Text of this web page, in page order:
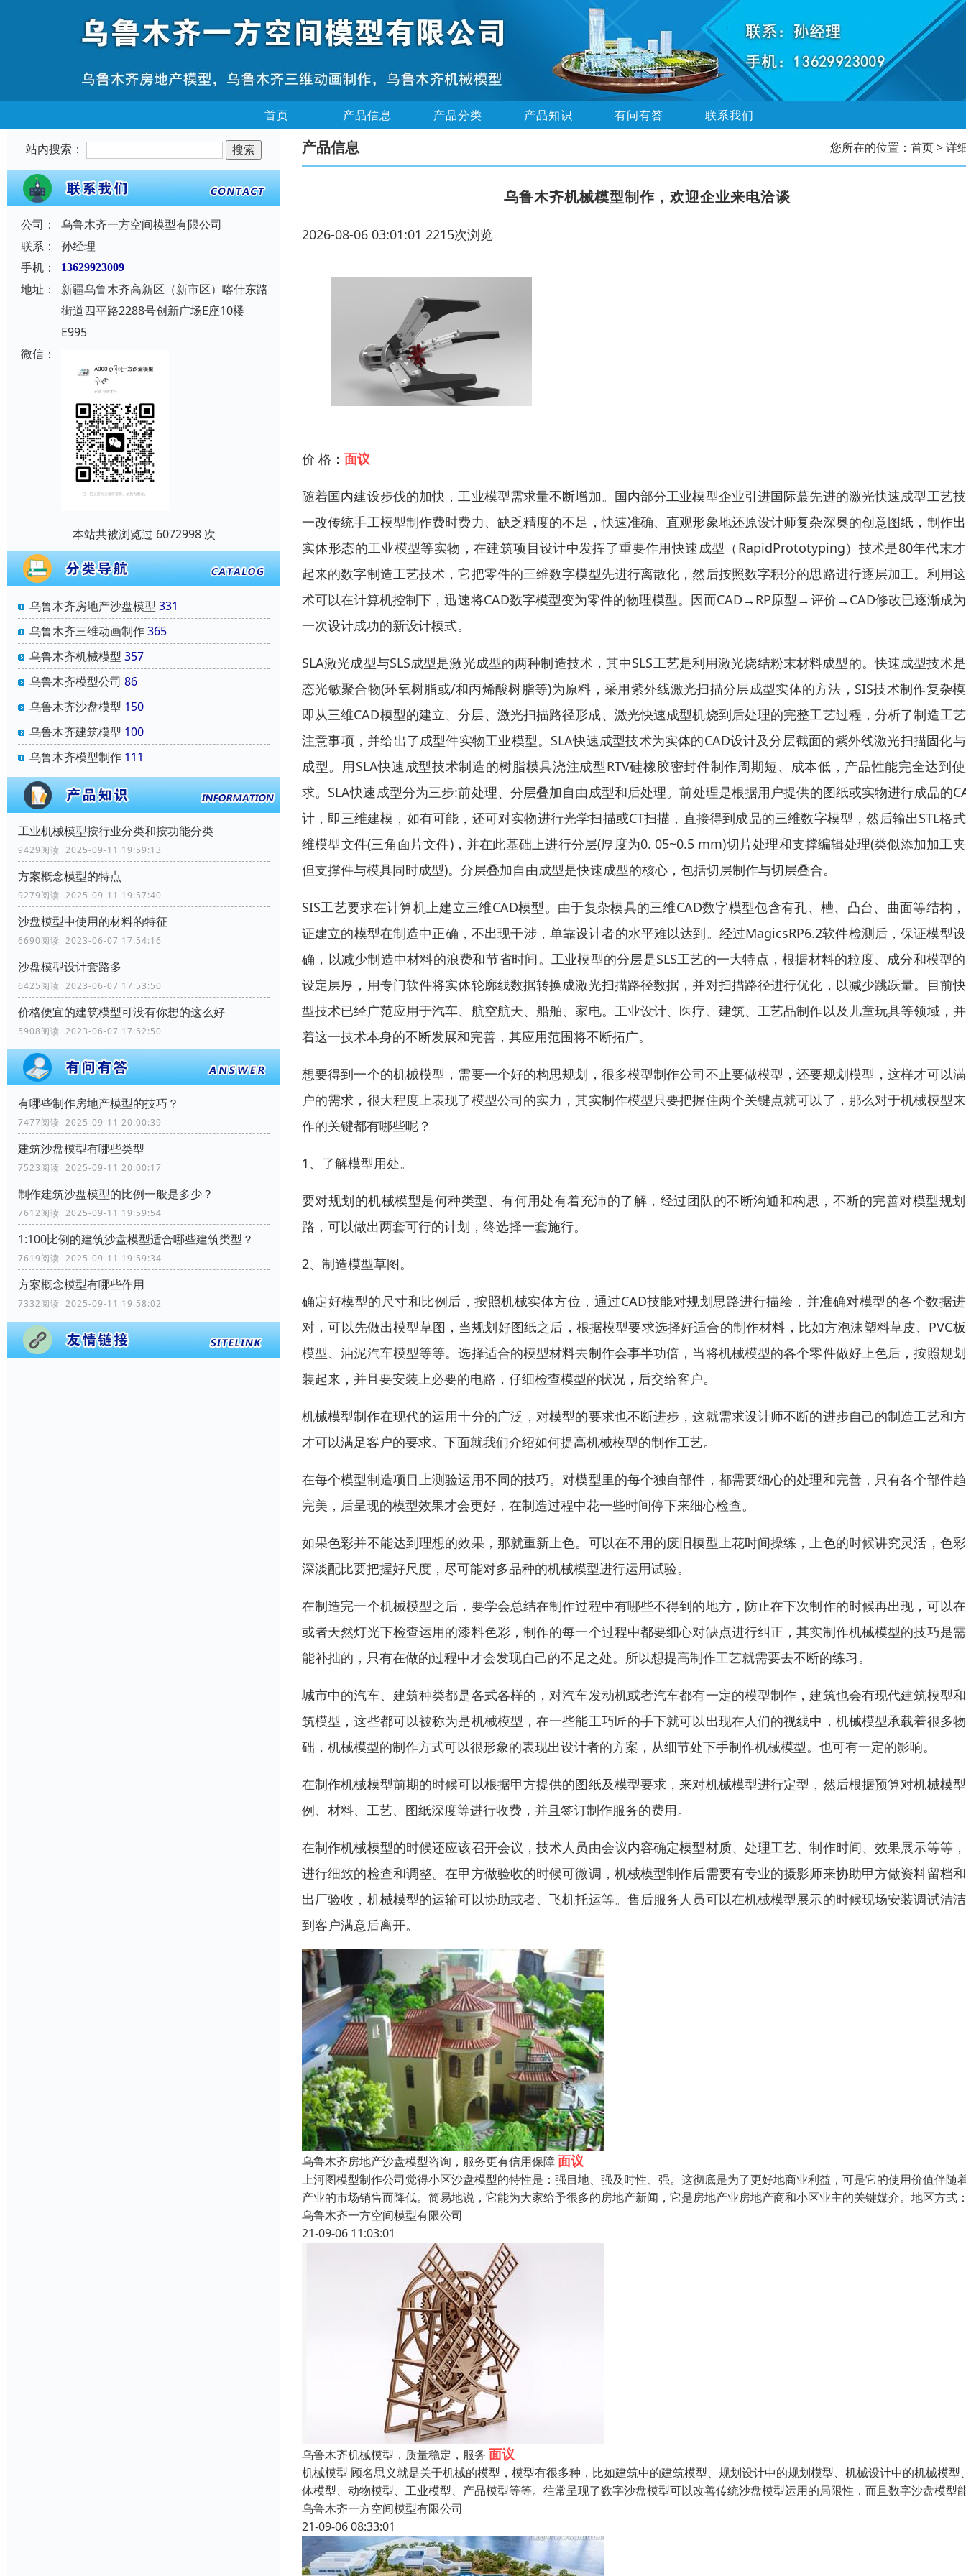
首页 产品信息 产品分类 产品知识 有问有答 联系我们
站内搜索：
公司：
乌鲁木齐一方空间模型有限公司
联系：
孙经理
手机：
13629923009
地址：
新疆乌鲁木齐高新区（新市区）喀什东路
街道四平路2288号创新广场E座10楼
E995
微信：
本站共被浏览过 6072998 次
乌鲁木齐房地产沙盘模型 331
乌鲁木齐三维动画制作365
乌鲁木齐机械模型 357
乌鲁木齐模型公司 86
乌鲁木齐沙盘模型 150
乌鲁木齐建筑模型 100
乌鲁木齐模型制作 111
工业机械模型按行业分类和按功能分类
9429阅读 2025-09-11 19:59:13
方案概念模型的特点
9279阅读 2025-09-11 19:57:40
沙盘模型中使用的材料的特征
6690阅读 2023-06-07 17:54:16
沙盘模型设计套路多
6425阅读 2023-06-07 17:53:50
价格便宜的建筑模型可没有你想的这么好
5908阅读 2023-06-07 17:52:50
有哪些制作房地产模型的技巧？
7477阅读 2025-09-11 20:00:39
建筑沙盘模型有哪些类型
7523阅读 2025-09-11 20:00:17
制作建筑沙盘模型的比例一般是多少？
7612阅读 2025-09-11 19:59:54
1:100比例的建筑沙盘模型适合哪些建筑类型？
7619阅读 2025-09-11 19:59:34
方案概念模型有哪些作用
7332阅读 2025-09-11 19:58:02
产品信息 您所在的位置： 首页> 详
乌鲁木齐机械模型制作，欢迎企业来电洽谈
2026-08-06 03:01:01 2215次浏览
价 格： 面议
随着国内建设步伐的加快，工业模型需求量不断增加。国内部分工业模型企业引进国际蕞先进的激光快速成型工艺
一改传统手工模型制作费时费力、缺乏精度的不足，快速准确、直观形象地还原设计师复杂深奥的创意图纸，制作
实体形态的工业模型等实物，在建筑项目设计中发挥了重要作用快速成型（RapidPrototyping）技术是80年代末
起来的数字制造工艺技术，它把零件的三维数字模型先进行离散化，然后按照数字积分的思路进行逐层加工。利用
术可以在计算机控制下，迅速将CAD数字模型变为零件的物理模型。因而CAD→RP原型→评价→CAD修改已逐渐成
一次设计成功的新设计模式。
SLA激光成型与SLS成型是激光成型的两种制造技术，其中SLS工艺是利用激光烧结粉末材料成型的。快速成型技术
态光敏聚合物(环氧树脂或/和丙烯酸树脂等)为原料，采用紫外线激光扫描分层成型实体的方法，SIS技术制作复杂
即从三维CAD模型的建立、分层、激光扫描路径形成、激光快速成型机烧到后处理的完整工艺过程，分析了制造工
注意事项，并给出了成型件实物工业模型。SLA快速成型技术为实体的CAD设计及分层截面的紫外线激光扫描固化
成型。用SLA快速成型技术制造的树脂模具浇注成型RTV硅橡胶密封件制作周期短、成本低，产品性能完全达到
求。SLA快速成型分为三步:前处理、分层叠加自由成型和后处理。前处理是根据用户提供的图纸或实物进行成品的
计，即三维建模，如有可能，还可对实物进行光学扫描或CT扫描，直接得到成品的三维数字模型，然后输出STL格
维模型文件(三角面片文件)，并在此基础上进行分层(厚度为0. 05~0.5 mm)切片处理和支撑编辑处理(类似添加加工
但支撑件与模具同时成型)。分层叠加自由成型是快速成型的核心，包括切层制作与切层叠合。
SIS工艺要求在计算机上建立三维CAD模型。由于复杂模具的三维CAD数字模型包含有孔、槽、凸台、曲面等结构
证建立的模型在制造中正确，不出现干涉，单靠设计者的水平难以达到。经过MagicsRP6.2软件检测后，保证模型
确，以减少制造中材料的浪费和节省时间。工业模型的分层是SLS工艺的一大特点，根据材料的粒度、成分和模型
设定层厚，用专门软件将实体轮廓线数据转换成激光扫描路径数据，并对扫描路径进行优化，以减少跳跃量。目前
型技术已经广范应用于汽车、航空航天、船舶、家电。工业设计、医疗、建筑、工艺品制作以及儿童玩具等领域，
着这一技术本身的不断发展和完善，其应用范围将不断拓广。
想要得到一个的机械模型，需要一个好的构思规划，很多模型制作公司不止要做模型，还要规划模型，这样才可以
户的需求，很大程度上表现了模型公司的实力，其实制作模型只要把握住两个关键点就可以了，那么对于机械模型
作的关键都有哪些呢？
1、了解模型用处。
要对规划的机械模型是何种类型、有何用处有着充沛的了解，经过团队的不断沟通和构思，不断的完善对模型规
路，可以做出两套可行的计划，终选择一套施行。
2、制造模型草图。
确定好模型的尺寸和比例后，按照机械实体方位，通过CAD技能对规划思路进行描绘，并准确对模型的各个数据
对，可以先做出模型草图，当规划好图纸之后，根据模型要求选择好适合的制作材料，比如方泡沫塑料草皮、PVC
模型、油泥汽车模型等等。选择适合的模型材料去制作会事半功倍，当将机械模型的各个零件做好上色后，按照规
装起来，并且要安装上必要的电路，仔细检查模型的状况，后交给客户。
机械模型制作在现代的运用十分的广泛，对模型的要求也不断进步，这就需求设计师不断的进步自己的制造工艺和
才可以满足客户的要求。下面就我们介绍如何提高机械模型的制作工艺。
在每个模型制造项目上测验运用不同的技巧。对模型里的每个独自部件，都需要细心的处理和完善，只有各个部件
完美，后呈现的模型效果才会更好，在制造过程中花一些时间停下来细心检查。
如果色彩并不能达到理想的效果，那就重新上色。可以在不用的废旧模型上花时间操练，上色的时候讲究灵活，色
深淡配比要把握好尺度，尽可能对多品种的机械模型进行运用试验。
在制造完一个机械模型之后，要学会总结在制作过程中有哪些不得到的地方，防止在下次制作的时候再出现，可以
或者天然灯光下检查运用的漆料色彩，制作的每一个过程中都要细心对缺点进行纠正，其实制作机械模型的技巧是
能补拙的，只有在做的过程中才会发现自己的不足之处。所以想提高制作工艺就需要去不断的练习。
城市中的汽车、建筑种类都是各式各样的，对汽车发动机或者汽车都有一定的模型制作，建筑也会有现代建筑模型
筑模型，这些都可以被称为是机械模型，在一些能工巧匠的手下就可以出现在人们的视线中，机械模型承载着很多
础，机械模型的制作方式可以很形象的表现出设计者的方案，从细节处下手制作机械模型。也可有一定的影响。
在制作机械模型前期的时候可以根据甲方提供的图纸及模型要求，来对机械模型进行定型，然后根据预算对机械模
例、材料、工艺、图纸深度等进行收费，并且签订制作服务的费用。
在制作机械模型的时候还应该召开会议，技术人员由会议内容确定模型材质、处理工艺、制作时间、效果展示等等
进行细致的检查和调整。在甲方做验收的时候可微调，机械模型制作后需要有专业的摄影师来协助甲方做资料留档
出厂验收，机械模型的运输可以协助或者、飞机托运等。售后服务人员可以在机械模型展示的时候现场安装调试清
到客户满意后离开。
乌鲁木齐房地产沙盘模型咨询，服务更有信用保障面议
上河图模型制作公司觉得小区沙盘模型的特性是：强目地、强及时性、强。这彻底是为了更好地商业利益，可是它的使用价值伴随
产业的市场销售而降低。简易地说，它能为大家给予很多的房地产新闻，它是房地产业房地产商和小区业主的关键媒介。地区方式
乌鲁木齐一方空间模型有限公司
21-09-06 11:03:01
乌鲁木齐机械模型，质量稳定，服务 面议
机械模型 顾名思义就是关于机械的模型，模型有很多种，比如建筑中的建筑模型、规划设计中的规划模型、机械设计中的机械模型
体模型、动物模型、工业模型、产品模型等等。往常呈现了数字沙盘模型可以改善传统沙盘模型运用的局限性，而且数字沙盘模型
乌鲁木齐一方空间模型有限公司
21-09-06 08:33:01